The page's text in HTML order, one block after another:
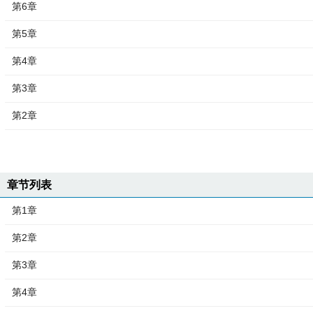
第6章
第5章
第4章
第3章
第2章
章节列表
第1章
第2章
第3章
第4章